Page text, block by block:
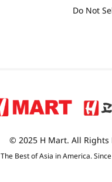
Do Not
© 2025 H Mart. All Rights
The Best of Asia in America.